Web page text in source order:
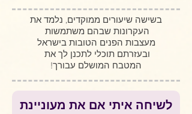
בשישה שיעורים ממוקדים, נלמד את
העקרונות שבהם משתמשות
מעצבות הפנים הטובות בישראל
ובעזרתם תוכלי לתכנן לך את
המטבח המושלם עבורך!
לשיחה איתי אם את מעוניינת